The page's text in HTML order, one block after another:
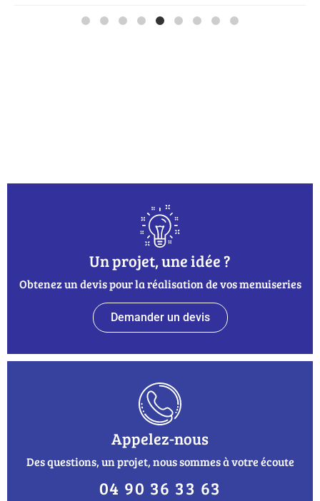
Un projet, une idée ?
Obtenez un devis pour la réalisation de vos menuiseries
Demander un devis
Appelez-nous
Des questions, un projet, nous sommes à votre écoute
04 90 36 33 63